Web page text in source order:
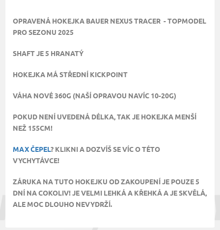
OPRAVENÁ HOKEJKA BAUER NEXUS TRACER - TOPMODEL
PRO SEZONU 2025
SHAFT JE 5 HRANATÝ
HOKEJKA MÁ STŘEDNÍ KICKPOINT
VÁHA NOVÉ 360G (NAŠÍ OPRAVOU NAVÍC 10-20G)
POKUD NENÍ UVEDENÁ DÉLKA, TAK JE HOKEJKA MENŠÍ
NEŽ 155CM!
MAX ČEPEL? KLIKNI A DOZVÍŠ SE VÍC O TÉTO
VYCHYTÁVCE!
ZÁRUKA NA TUTO HOKEJKU OD ZAKOUPENÍ JE POUZE 5
DNÍ NA COKOLIV! JE VELMI LEHKÁ A KŘEHKÁ A JE SKVĚLÁ,
ALE MOC DLOUHO NEVYDRŽÍ.